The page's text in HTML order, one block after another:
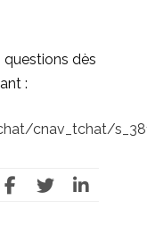
dès
:
cnav_tchat/